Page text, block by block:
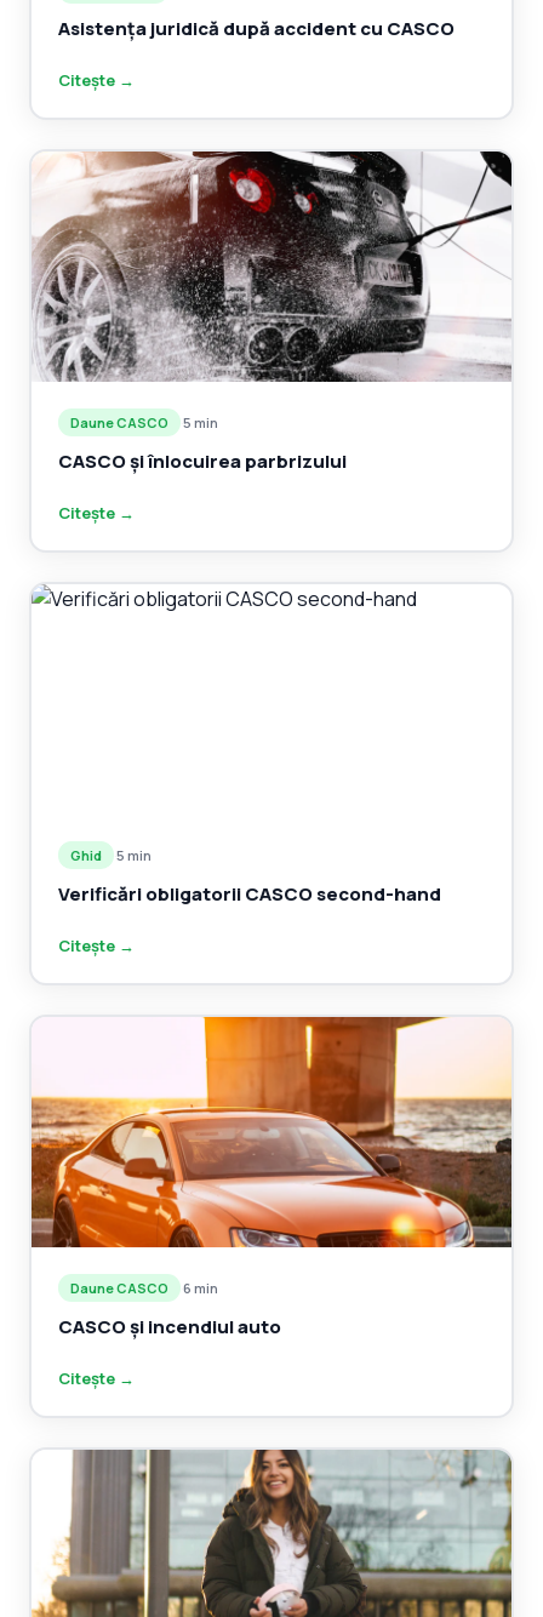
Asistența juridică după accident cu CASCO
Citește →
Daune CASCO ·5 min
CASCO și înlocuirea parbrizului
Citește →
Ghid ·5 min
Verificări obligatorii CASCO second-hand
Citește →
Daune CASCO ·6 min
CASCO și incendiul auto
Citește →